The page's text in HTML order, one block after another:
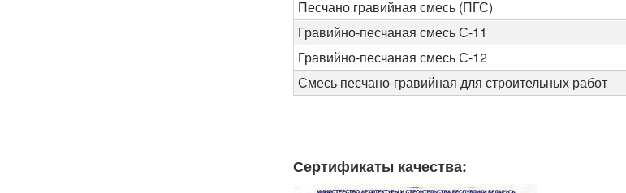
Песчано гравийная смесь (ПГС)
Гравийно-песчаная смесь С-11
Гравийно-песчаная смесь С-12
Смесь песчано-гравийная для строительных работ
Сертификаты качества: